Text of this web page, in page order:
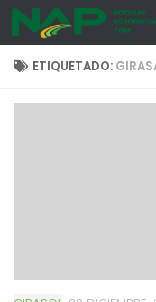
Skip to content
ETIQUETADO: